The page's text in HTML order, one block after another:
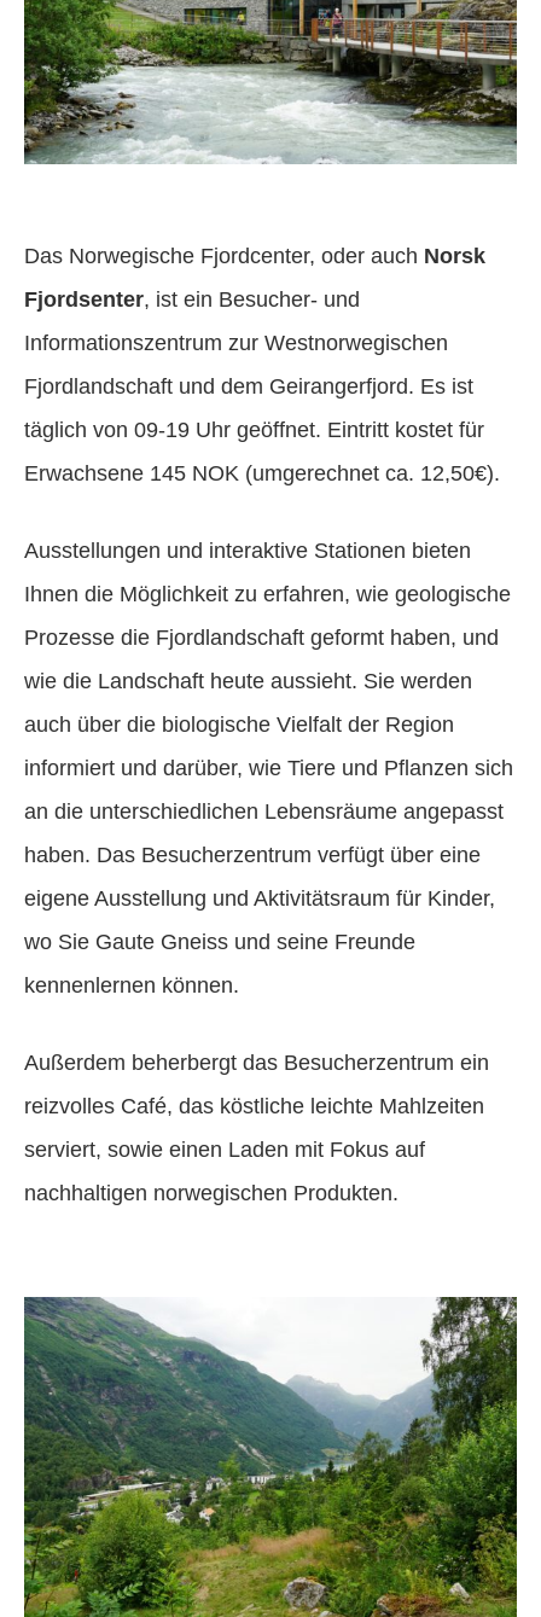
Das Norwegische Fjordcenter, oder auch Norsk
Fjordsenter, ist ein Besucher- und
Informationszentrum zur Westnorwegischen
Fjordlandschaft und dem Geirangerfjord. Es ist
täglich von 09-19 Uhr geöffnet. Eintritt kostet für
Erwachsene 145 NOK (umgerechnet ca. 12,50€).
Ausstellungen und interaktive Stationen bieten
Ihnen die Möglichkeit zu erfahren, wie geologische
Prozesse die Fjordlandschaft geformt haben, und
wie die Landschaft heute aussieht. Sie werden
auch über die biologische Vielfalt der Region
informiert und darüber, wie Tiere und Pflanzen sich
an die unterschiedlichen Lebensräume angepasst
haben. Das Besucherzentrum verfügt über eine
eigene Ausstellung und Aktivitätsraum für Kinder,
wo Sie Gaute Gneiss und seine Freunde
kennenlernen können.
Außerdem beherbergt das Besucherzentrum ein
reizvolles Café, das köstliche leichte Mahlzeiten
serviert, sowie einen Laden mit Fokus auf
nachhaltigen norwegischen Produkten.